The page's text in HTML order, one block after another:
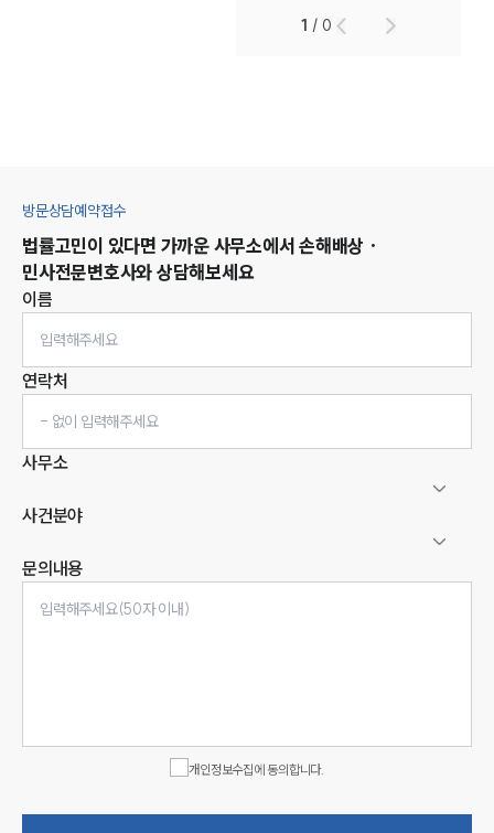
1 /0
방문상담예약접수
법률고민이 있다면 가까운 사무소에서 손해배상 ·
민사전문변호사와 상담해보세요
이름
연락처
사무소
사건분야
문의내용
개인정보수집에 동의합니다.